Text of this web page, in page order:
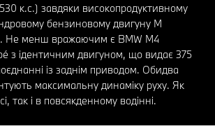
к.с.) завдяки високопродуктивному
бензиновому двигуну M
Не менш вражаючим є BMW M4
з ідентичним двигуном, що видає 375
із заднім приводом. Обидва
максимальну динаміку руху. Як
так і в повсякденному водінні.